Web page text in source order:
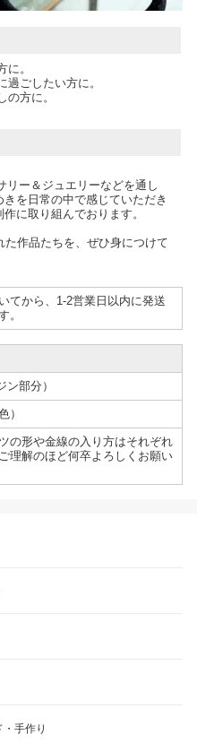
に。
過ごしたい方に。
の方に。
リー＆ジュエリーなどを通し
を日常の中で感じていただき
に取り組んでおります。
作品たちを、ぜひ身につけて
てから、1-2営業日以内に発送
。
ン部分）
）
の形や金線の入り方はそれぞれ
理解のほど何卒よろしくお願い
手作り